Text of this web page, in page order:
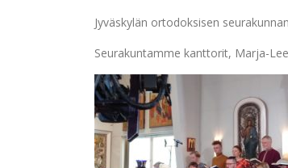
Jyväskylän ortodoksisen
Seurakuntamme kanttorit, Marja-